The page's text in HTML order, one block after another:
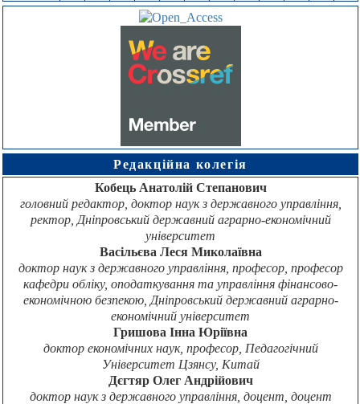
Редакційна колегія
Кобець Анатолій Степанович
головний редактор, доктор наук з державного управління,
ректор, Дніпровський державний аграрно-економічний
університет
Васільєва Леся Миколаївна
доктор наук з державного управління, професор, професор
кафедри обліку, оподаткування та управління фінансово-
економічною безпекою, Дніпровський державний аграрно-
економічний університет
Гришова Інна Юріївна
доктор економічних наук, професор, Педагогічний
Університет Цзянсу, Китай
Дєгтяр Олег Андрійович
доктор наук з державного управління, доцент, доцент